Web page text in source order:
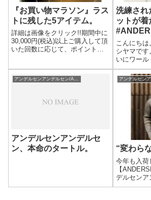
『お買い物マラソン』ラス
トに残した5アイテム。
詳細は画像をクリック!!期間中に
30,000円(税込)以上ご購入して頂
いた回数に応じて、ポイントが
イント3倍!!延長戦はなんと！4回
洗練され
ットが着
こんにちは
シヤマです
いにワール
すね。４年
りが近いと
さが入り混
せんか？
みたいで
カップ入り
アンデルセンアンデルセ
ン、本命のタートル。
“変わら
今年も入荷
【
デルセンア
ンドの移り